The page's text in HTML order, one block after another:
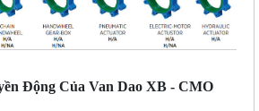
Động Của Van Dao XB - CMO